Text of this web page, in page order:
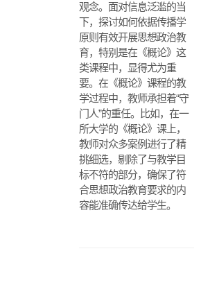
观念。面对信息泛滥的当
下，探讨如何依据传播学
原则有效开展思想政治教
育，特别是在《概论》这
类课程中，显得尤为重
要。在《概论》课程的教
学过程中，教师承担着“守
门人”的重任。比如，在一
所大学的《概论》课上，
教师对众多案例进行了精
挑细选，剔除了与教学目
标不符的部分，确保了符
合思想政治教育要求的内
容能准确传达给学生。